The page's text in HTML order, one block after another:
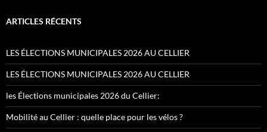
ARTICLES RÉCENTS
LES ÉLECTIONS MUNICIPALES 2026 AU CELLIER
LES ÉLECTIONS MUNICIPALES 2026 AU CELLIER
les Élections municipales 2026 du Cellier:
Mobilité au Cellier : quelle place pour les vélos ?